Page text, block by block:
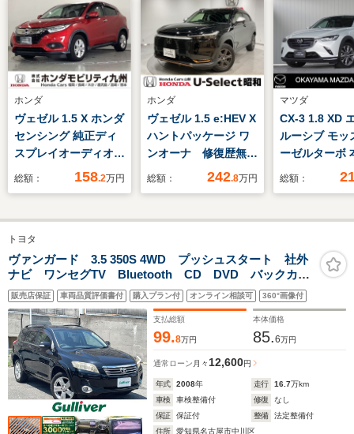
ホンダ
ヴェゼル 1.5 X ホンダ
センシング 純正ディ
スプレイオーディオ
ワンセグ リアカメラ
総額： 158.2万円
ホンダ
ヴェゼル 1.5 e:HEV X
ハントパッケージ ワ
ンオーナ 修復歴無
認定中古車1年保証
Bluetooth リアカメ
速充電 ブレーキホー
ルド 渋滞追従機能
盗難防止装
総額： 242.8万円
マツダ
CX-3 1.8 XD
ルーシブ モッ
ーゼルターボ
ート BOSE
ーダー ETC
ト マツダ・
ー・クルーズ
ロール シー
ー 電動シー
シュボタンス
総額：
トヨタ
ヴァンガード 3.5 350S 4WD プッシュスタート 社外
ナビ ワンセグTV Bluetooth CD DVD バックカメ
ラ クルーズコントロール ダウンヒルアシストコント
ロール ステアリングスイッチ ププッシュスタート
スマートキー HIDヘッドライト
販売店保証 車両品質評価書付 購入プラン付 オンライン相談可 360°画像付
支払総額
99.8万円
本体価格
85.6万円
通常ローン 月々 12,600円
年式 2008年 走行 16.7万km
車検
車検整備付 修復
なし
保証
保証付 整備
法定整備付
住所
愛知県名古屋市中川区